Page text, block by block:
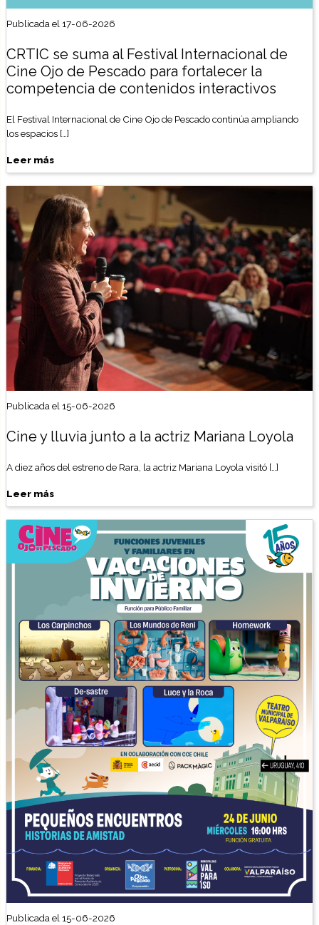
Publicada el 17-06-2026
CRTIC se suma al Festival Internacional de
Cine Ojo de Pescado para fortalecer la
competencia de contenidos interactivos
El Festival Internacional de Cine Ojo de Pescado continúa ampliando
los espacios […]
Leer más
Publicada el 15-06-2026
Cine y lluvia junto a la actriz Mariana Loyola
A diez años del estreno de Rara, la actriz Mariana Loyola visitó […]
Leer más
Publicada el 15-06-2026